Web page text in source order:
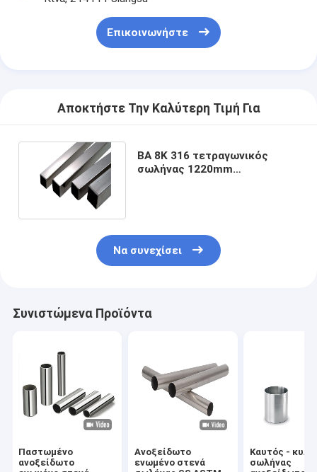
Επικοινωνήστε
Αποκτήστε Την Καλύτερη Τιμή Για
BA 8K 316 τετραγωνικός
σωλήνας 1220mm
Να συνεχίσει
Συνιστώμενα Προϊόντα
Παστωμένο
ανοξείδωτο
Ανοξείδωτο
ενωμένο στενά
Καυτός -
σωλήνας